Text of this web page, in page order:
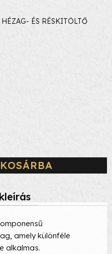
ÉS RÉSKITÖLTŐ
KOSÁRBA
amely különféle
alkalmas.